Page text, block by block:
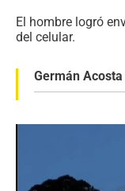
El hombre logró
del celular.
Germán